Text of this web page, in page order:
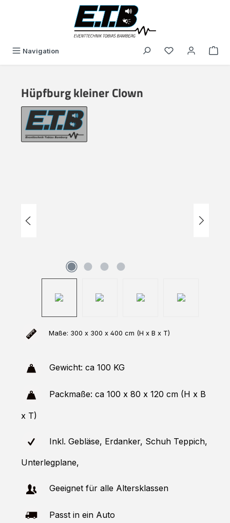
Navigation Du hast 0
Hüpfburg kleiner Clown
Maße: 300 x 300 x 400 cm (H x B x T)
Gewicht: ca 100 KG
Packmaße: ca 100 x 80 x 120 cm (H x B
x T)
Inkl. Gebläse, Erdanker, Schuh Teppich,
Unterlegplane,
Geeignet für alle Altersklassen
Passt in ein Auto